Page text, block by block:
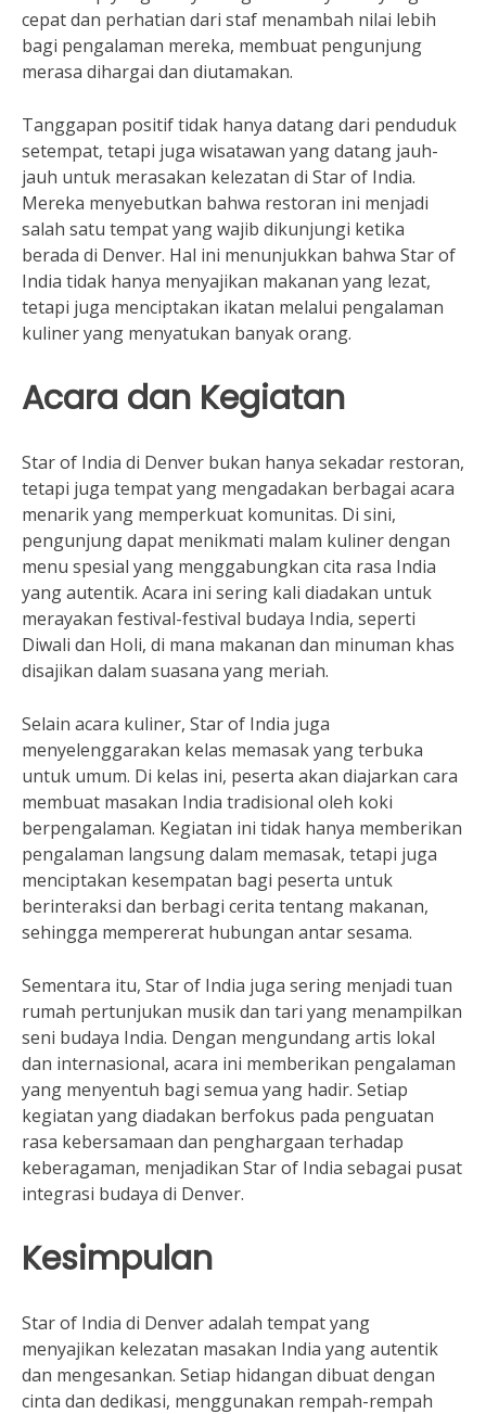
cepat dan perhatian dari staf menambah nilai lebih
bagi pengalaman mereka, membuat pengunjung
merasa dihargai dan diutamakan.
Tanggapan positif tidak hanya datang dari penduduk
setempat, tetapi juga wisatawan yang datang jauh-
jauh untuk merasakan kelezatan di Star of India.
Mereka menyebutkan bahwa restoran ini menjadi
salah satu tempat yang wajib dikunjungi ketika
berada di Denver. Hal ini menunjukkan bahwa Star of
India tidak hanya menyajikan makanan yang lezat,
tetapi juga menciptakan ikatan melalui pengalaman
kuliner yang menyatukan banyak orang.
Acara dan Kegiatan
Star of India di Denver bukan hanya sekadar restoran,
tetapi juga tempat yang mengadakan berbagai acara
menarik yang memperkuat komunitas. Di sini,
pengunjung dapat menikmati malam kuliner dengan
menu spesial yang menggabungkan cita rasa India
yang autentik. Acara ini sering kali diadakan untuk
merayakan festival-festival budaya India, seperti
Diwali dan Holi, di mana makanan dan minuman khas
disajikan dalam suasana yang meriah.
Selain acara kuliner, Star of India juga
menyelenggarakan kelas memasak yang terbuka
untuk umum. Di kelas ini, peserta akan diajarkan cara
membuat masakan India tradisional oleh koki
berpengalaman. Kegiatan ini tidak hanya memberikan
pengalaman langsung dalam memasak, tetapi juga
menciptakan kesempatan bagi peserta untuk
berinteraksi dan berbagi cerita tentang makanan,
sehingga mempererat hubungan antar sesama.
Sementara itu, Star of India juga sering menjadi tuan
rumah pertunjukan musik dan tari yang menampilkan
seni budaya India. Dengan mengundang artis lokal
dan internasional, acara ini memberikan pengalaman
yang menyentuh bagi semua yang hadir. Setiap
kegiatan yang diadakan berfokus pada penguatan
rasa kebersamaan dan penghargaan terhadap
keberagaman, menjadikan Star of India sebagai pusat
integrasi budaya di Denver.
Kesimpulan
Star of India di Denver adalah tempat yang
menyajikan kelezatan masakan India yang autentik
dan mengesankan. Setiap hidangan dibuat dengan
cinta dan dedikasi, menggunakan rempah-rempah